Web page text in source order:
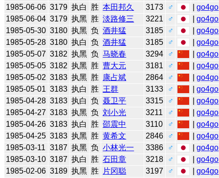
1985-06-06 3179 执白 胜 本田邦久 3173 ♂ |go4go
1985-06-04 3179 执黑 胜 淡路修三 3221 ♂ |go4go
1985-05-30 3180 执黑 负 酒井猛 3185 ♂ |go4go
1985-05-28 3180 执白 负 酒井猛 3185 ♂ |go4go
1985-05-07 3182 执黑 负 马晓春 3294 ♂ |go4go
1985-05-05 3182 执黑 胜 曹大元 3181 ♂ |go4go
1985-05-02 3183 执黑 胜 康占斌 2864 ♂ |go4go
1985-05-01 3183 执白 胜 王群 3133 ♂ |go4go
1985-04-28 3183 执白 负 聂卫平 3315 ♂ |go4go
1985-04-27 3183 执黑 负 刘小光 3211 ♂ |go4go
1985-04-26 3183 执白 胜 邵震中 3110 ♂ |go4go
1985-04-25 3183 执黑 胜 黄希文 2846 ♂ |go4go
1985-03-11 3187 执黑 负 小林光一 3386 ♂ |go4go
1985-03-10 3187 执白 胜 石田章 3218 ♂ |go4go
1985-02-06 3189 执黑 胜 片冈聪 3197 ♂ |go4go